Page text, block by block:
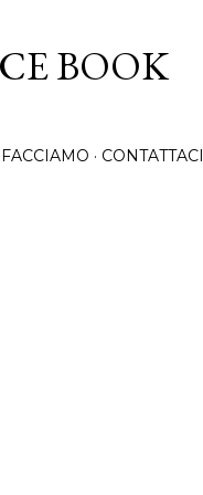
BOOK
CONTATTACI